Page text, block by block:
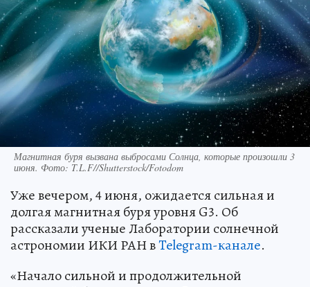
Магнитная буря вызвана выбросами Солнца, которые произошли 3
июня. Фото: T.L.F//Shutterstock/Fotodom
Уже вечером, 4 июня, ожидается сильная и
долгая магнитная буря уровня G3. Об
рассказали ученые Лаборатории солнечной
астрономии ИКИ РАН вTelegram-канале.
«Начало сильной и продолжительной